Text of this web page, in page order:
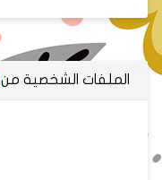
الملفات الشخصية من